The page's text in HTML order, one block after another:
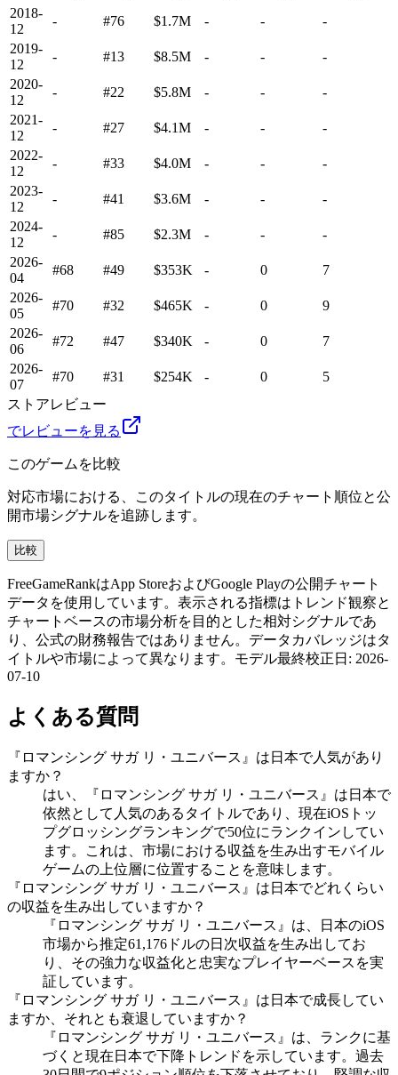
2018-
12
- #76 $1.7M - -
-
2019-
12
- #13 $8.5M - -
-
2020-
12
- #22 $5.8M - -
-
2021-
12
- #27 $4.1M - -
-
2022-
12
- #33 $4.0M - -
-
2023-
12
- #41 $3.6M - -
-
2024-
12
- #85 $2.3M - -
-
2026-
04
#68 #49 $353K - 0
7
2026-
05
#70 #32 $465K - 0
9
2026-
06
#72 #47 $340K - 0
7
2026-
07
#70 #31 $254K - 0
5
ストアレビュー
でレビューを見る
このゲームを比較
対応市場における、このタイトルの現在のチャート順位と公
開市場シグナルを追跡します。
比較
FreeGameRankはApp StoreおよびGoogle Playの公開チャート
データを使用しています。表示される指標はトレンド観察と
チャートベースの市場分析を目的とした相対シグナルであ
り、公式の財務報告ではありません。データカバレッジはタ
イトルや市場によって異なります。 モデル最終校正日 : 2026-
07-10
よくある質問
『ロマンシング サガ リ・ユニバース』は日本で人気があり
ますか？
はい、『ロマンシング サガ リ・ユニバース』は日本で
依然として人気のあるタイトルであり、現在iOSトッ
プグロッシングランキングで50位にランクインしてい
ます。これは、市場における収益を生み出すモバイル
ゲームの上位層に位置することを意味します。
『ロマンシング サガ リ・ユニバース』は日本でどれくらい
の収益を生み出していますか？
『ロマンシング サガ リ・ユニバース』は、日本のiOS
市場から推定61,176ドルの日次収益を生み出してお
り、その強力な収益化と忠実なプレイヤーベースを実
証しています。
『ロマンシング サガ リ・ユニバース』は日本で成長してい
ますか、それとも衰退していますか？
『ロマンシング サガ リ・ユニバース』は、ランクに基
づくと現在日本で下降トレンドを示しています。過去